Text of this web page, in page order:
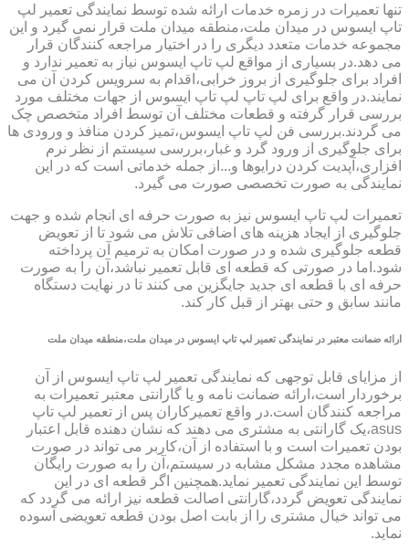
تنها تعمیرات در زمره خدمات ارائه شده توسط نمایندگی تعمیر لپ
تاپ ایسوس در میدان ملت،منطقه میدان ملت قرار نمی گیرد و این
مجموعه خدمات متعدد دیگری را در اختیار مراجعه کنندگان قرار
می دهد.در بسیاری از مواقع لپ تاپ ایسوس نیاز به تعمیر ندارد و
افراد برای جلوگیری از بروز خرابی،اقدام به سرویس کردن آن می
نمایند.در واقع برای لپ تاپ لپ تاپ ایسوس از جهات مختلف مورد
بررسی قرار گرفته و قطعات مختلف آن توسط افراد متخصص چک
می گردند.بررسی فن لپ تاپ ایسوس،تمیز کردن منافذ و ورودی ها
برای جلوگیری از ورود گرد و غبار،بررسی سیستم از نظر نرم
افزاری،آپدیت کردن درایوها و...از جمله خدماتی است که در این
نمایندگی به صورت تخصصی صورت می گیرد.
تعمیرات لپ تاپ ایسوس نیز به صورت حرفه ای انجام شده و جهت
جلوگیری از ایجاد هزینه های اضافی تلاش می شود تا از تعویض
قطعه جلوگیری شده و در صورت امکان به ترمیم آن پرداخته
شود.اما در صورتی که قطعه ای قابل تعمیر نباشد،آن را به صورت
حرفه ای با قطعه ای جدید جایگزین می کنند تا در نهایت دستگاه
مانند سابق و حتی بهتر از قبل کار کند.
ارائه ضمانت معتبر در نمایندگی تعمیر لپ تاپ ایسوس در میدان ملت،منطقه میدان ملت
از مزایای قابل توجهی که نمایندگی تعمیر لپ تاپ ایسوس از آن
برخوردار است،ارائه ضمانت نامه و یا گارانتی معتبر تعمیرات به
مراجعه کنندگان است.در واقع تعمیرکاران پس از تعمیر لپ تاپ
asus،یک گارانتی به مشتری می دهند که نشان دهنده قابل اعتبار
بودن تعمیرات است و با استفاده از آن،کاربر می تواند در صورت
مشاهده مجدد مشکل مشابه در سیستم،آن را به صورت رایگان
توسط این نمایندگی تعمیر نماید.همچنین اگر قطعه ای در این
نمایندگی تعویض گردد،گارانتی اصالت قطعه نیز ارائه می گردد که
می تواند خیال مشتری را از بابت اصل بودن قطعه تعویضی آسوده
نماید.